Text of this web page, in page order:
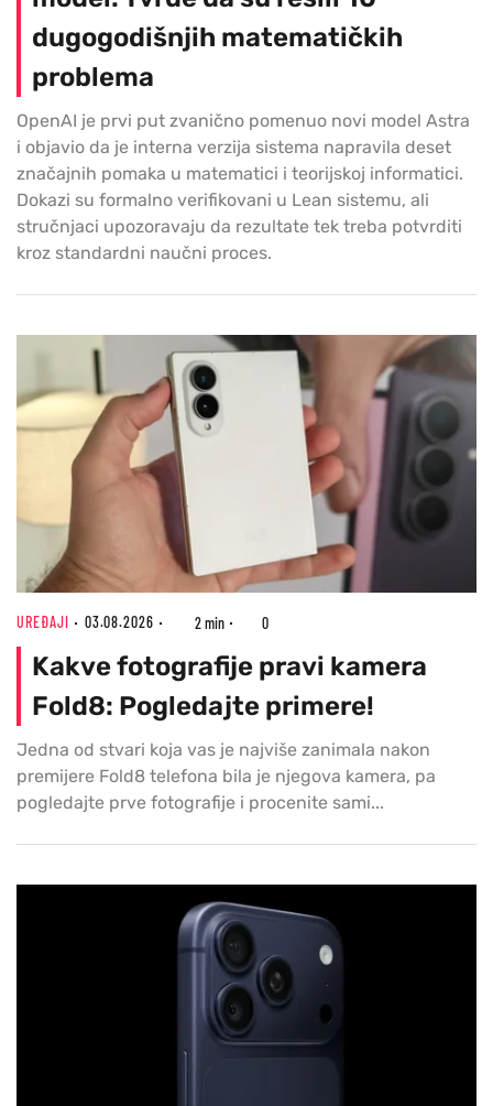
dugogodišnjih matematičkih
problema
OpenAI je prvi put zvanično pomenuo novi model Astra
i objavio da je interna verzija sistema napravila deset
značajnih pomaka u matematici i teorijskoj informatici.
Dokazi su formalno verifikovani u Lean sistemu, ali
stručnjaci upozoravaju da rezultate tek treba potvrditi
kroz standardni naučni proces.
UREĐAJI 03.08.2026 2 min 0
Kakve fotografije pravi kamera
Fold8: Pogledajte primere!
Jedna od stvari koja vas je najviše zanimala nakon
premijere Fold8 telefona bila je njegova kamera, pa
pogledajte prve fotografije i procenite sami...